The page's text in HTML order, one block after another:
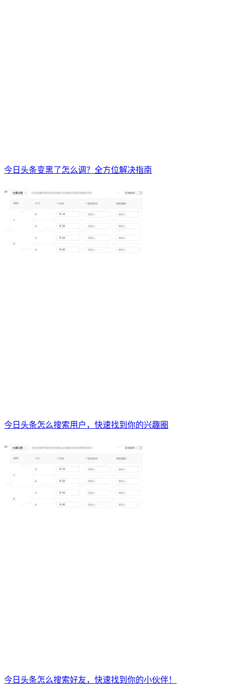
今日头条变黑了怎么调？全方位解决指南
今日头条怎么搜索用户，快速找到你的兴趣圈
今日头条怎么搜索好友，快速找到你的小伙伴！